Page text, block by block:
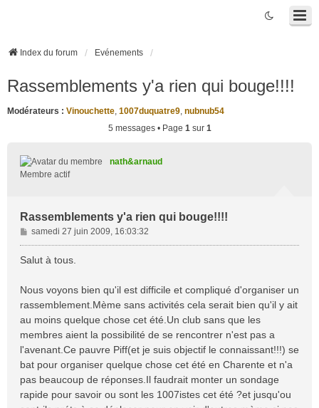
Index du forum Evénements
Rassemblements y'a rien qui bouge!!!!
Modérateurs : Vinouchette, 1007duquatre9, nubnub54
5 messages • Page 1sur 1
nath&arnaud
Membre actif
Rassemblements y'a rien qui bouge!!!!
M
e
s
g
e
samedi 27 juin 2009, 16:03:32
Salut à tous.
Nous voyons bien qu'il est difficile et compliqué d'organiser un
rassemblement.Mème sans activités cela serait bien qu'il y ait
au moins quelque chose cet été.Un club sans que les
membres aient la possibilité de se rencontrer n'est pas a
l'avenant.Ce pauvre Piff(et je suis objectif le connaissant!!!) se
bat pour organiser quelque chose cet été en Charente et n'a
pas beaucoup de réponses.Il faudrait monter un sondage
rapide pour savoir ou sont les 1007istes cet été ?et jusqu'ou